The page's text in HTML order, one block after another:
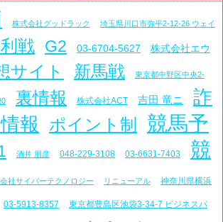
株式会社グッドラック 埼玉県川口市弥平2-12-26 ウェイ
戦 G2 03-6704-5627 株式会社エウ
サイト 新馬戦 東京都中野区中央2-
裏情報 株式会社ACT 吉田 竜ニ
詐
報 ポイント制
競馬予
酒井 朋彦 048-229-3108 03-6631-7403
競
社サイバーテクノロジー リニューアル 神奈川県横浜
03-5913-8357 東京都豊島区池袋3-34-7 ビジネスパ